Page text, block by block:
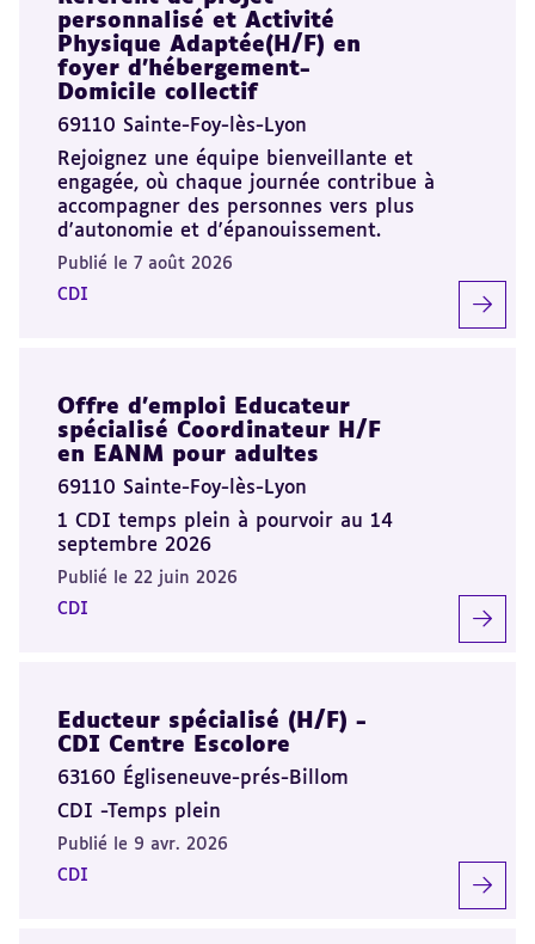
personnalisé et Activité
Physique Adaptée(H/F) en
foyer d’hébergement-
Domicile collectif
69110 Sainte-Foy-lès-Lyon
Rejoignez une équipe bienveillante et
engagée, où chaque journée contribue à
accompagner des personnes vers plus
d'autonomie et d'épanouissement.
Publié le 7 août 2026
CDI
Offre d'emploi Educateur
spécialisé Coordinateur H/F
en EANM pour adultes
69110 Sainte-Foy-lès-Lyon
1 CDI temps plein à pourvoir au 14
septembre 2026
Publié le 22 juin 2026
CDI
Educteur spécialisé (H/F) -
CDI Centre Escolore
63160 Égliseneuve-prés-Billom
CDI -Temps plein
Publié le 9 avr. 2026
CDI